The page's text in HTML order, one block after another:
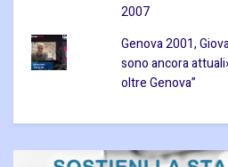
2007
Genova 2001,
sono ancora
oltre Genova”